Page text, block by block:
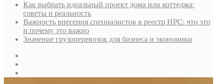
Как выбрать идеальный проект дома или коттеджа:
советы и реальность
Важность внесения специалистов в реестр НРС: что это
и почему это важно
Значение грузоперевозок для бизнеса и экономики